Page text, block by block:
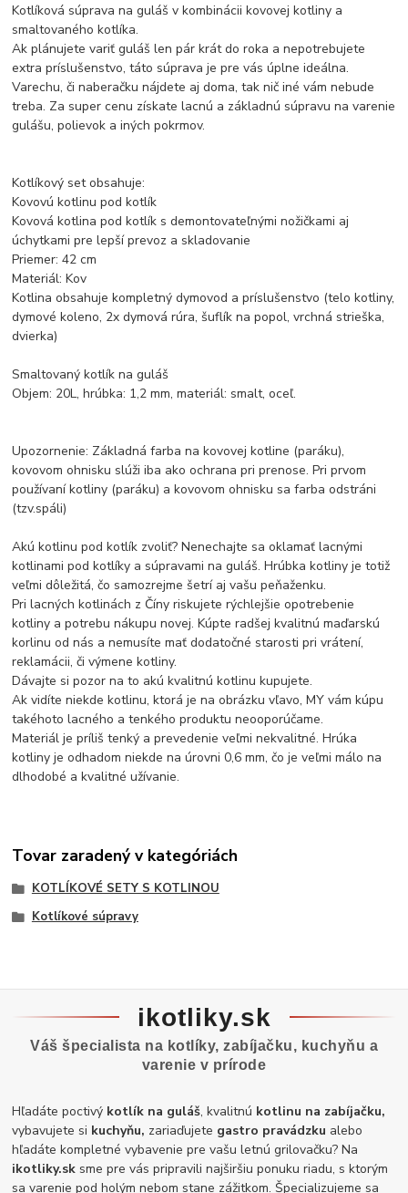
Kotlíková súprava na guláš v kombinácii kovovej kotliny a
smaltovaného kotlíka.
Ak plánujete variť guláš len pár krát do roka a nepotrebujete
extra príslušenstvo, táto súprava je pre vás úplne ideálna.
Varechu, či naberačku nájdete aj doma, tak nič iné vám nebude
treba. Za super cenu získate lacnú a základnú súpravu na varenie
gulášu, polievok a iných pokrmov.
Kotlíkový set obsahuje:
Kovovú kotlinu pod kotlík
Kovová kotlina pod kotlík s demontovateľnými nožičkami aj
úchytkami pre lepší prevoz a skladovanie
Priemer: 42 cm
Materiál: Kov
Kotlina obsahuje kompletný dymovod a príslušenstvo (telo kotliny,
dymové koleno, 2x dymová rúra, šuflík na popol, vrchná strieška,
dvierka)
Smaltovaný kotlík na guláš
Objem: 20L, hrúbka: 1,2 mm, materiál: smalt, oceľ.
Upozornenie: Základná farba na kovovej kotline (paráku),
kovovom ohnisku slúži iba ako ochrana pri prenose. Pri prvom
používaní kotliny (paráku) a kovovom ohnisku sa farba odstráni
(tzv.spáli)
Akú kotlinu pod kotlík zvoliť? Nenechajte sa oklamať lacnými
kotlinami pod kotlíky a súpravami na guláš. Hrúbka kotliny je totiž
veľmi dôležitá, čo samozrejme šetrí aj vašu peňaženku.
Pri lacných kotlinách z Číny riskujete rýchlejšie opotrebenie
kotliny a potrebu nákupu novej. Kúpte radšej kvalitnú maďarskú
korlinu od nás a nemusíte mať dodatočné starosti pri vrátení,
reklamácii, či výmene kotliny.
Dávajte si pozor na to akú kvalitnú kotlinu kupujete.
Ak vidíte niekde kotlinu, ktorá je na obrázku vľavo, MY vám kúpu
takéhoto lacného a tenkého produktu neooporúčame.
Materiál je príliš tenký a prevedenie veľmi nekvalitné. Hrúka
kotliny je odhadom niekde na úrovni 0,6 mm, čo je veľmi málo na
dlhodobé a kvalitné užívanie.
Tovar zaradený v kategóriách
KOTLÍKOVÉ SETY S KOTLINOU
Kotlíkové súpravy
ikotliky.sk
Váš špecialista na kotlíky, zabíjačku, kuchyňu a
varenie v prírode
Hľadáte poctivý kotlík na guláš, kvalitnú kotlinu na zabíjačku,
vybavujete si kuchyňu, zariaďujete gastro pravádzku alebo
hľadáte kompletné vybavenie pre vašu letnú grilovačku? Na
ikotliky.sk sme pre vás pripravili najširšiu ponuku riadu, s ktorým
sa varenie pod holým nebom stane zážitkom. Špecializujeme sa